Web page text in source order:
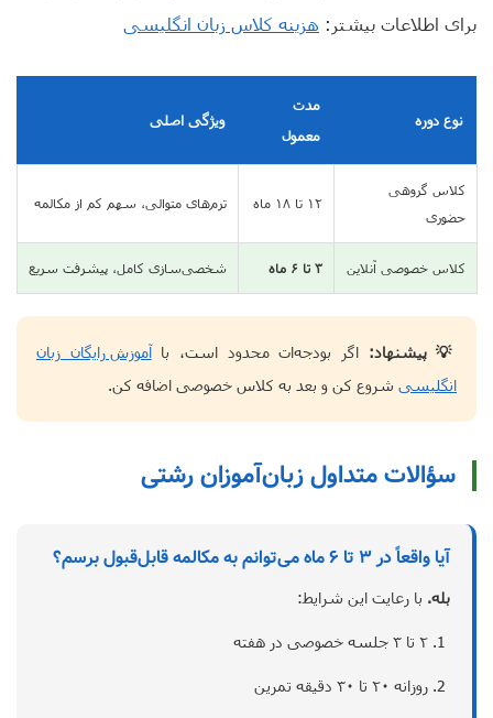
برای اطلاعات بیشتر: هزینه کلاس زبان انگلیسی
نوع دوره
مدت
معمول
ویژگی اصلی
کلاس گروهی
حضوری
۱۲ تا ۱۸ ماه ترم‌های متوالی، سهم کم از مکالمه
کلاس خصوصی آنلاین ۳ تا ۶ ماه شخصی‌سازی کامل، پیشرفت سریع
💡 پیشنهاد: اگر بودجه‌ات محدود است، باآموزش رایگان زبان
انگلیسی شروع کن و بعد به کلاس خصوصی اضافه کن.
سؤالات متداول زبان‌آموزان رشتی
آیا واقعاً در ۳ تا ۶ ماه می‌توانم به مکالمه قابل‌قبول برسم؟
بله. با رعایت این شرایط:
۲ تا ۳ جلسه خصوصی در هفته
روزانه ۲۰ تا ۳۰ دقیقه تمرین